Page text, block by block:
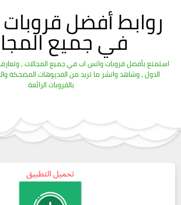
روابط أفضل
في جميع
استمتع بأفضل قروبات واتس اب في جميع المجالات ،
الدول ، وشاهد وانشر ما تريد من الفديوهات المضحكة
بالقروبات الرائعة.